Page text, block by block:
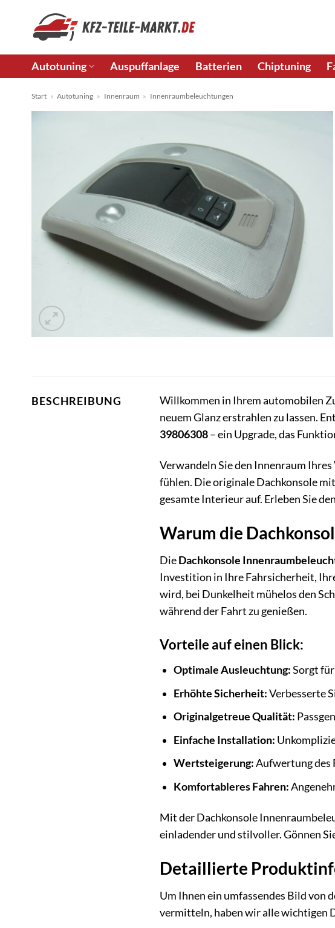
springen
Autotuning Auspuffanlage Batterien Chiptuning
Start » Autotuning » Innenraum » Innenraumbeleuchtungen
BESCHREIBUNG Willkommen in Ihrem automobilen
neuem Glanz erstrahlen zu lassen.
39806308– ein Upgrade, das
Verwandeln Sie den Innenraum
fühlen. Die originale Dachkonsole
gesamte Interieur auf. Erleben Sie
Warum die
DieDachkonsole
Investition in Ihre Fahrsicherheit,
wird, bei Dunkelheit mühelos den
während der Fahrt zu genießen.
Vorteile auf einen Blick:
Optimale Ausleuchtung:Sorgt
Erhöhte Sicherheit:Verbesserte
Originalgetreue Qualität:
Einfache Installation:
Wertsteigerung:Aufwertung des
Komfortableres Fahren:
Mit der Dachkonsole
einladender und stilvoller. Gönnen
Detaillierte
Um Ihnen ein umfassendes Bild von
vermitteln, haben wir alle wichtigen